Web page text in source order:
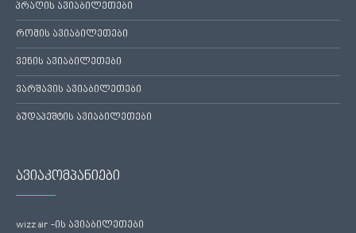
პრაღის ავიაბილეთები
რომის ავიაბილეთები
ვენის ავიაბილეთები
ვარშავის ავიაბილეთები
ბუდაპეშტის ავიაბილეთები
ავიაკომპანიები
wizz air -ის ავიაბილეთები